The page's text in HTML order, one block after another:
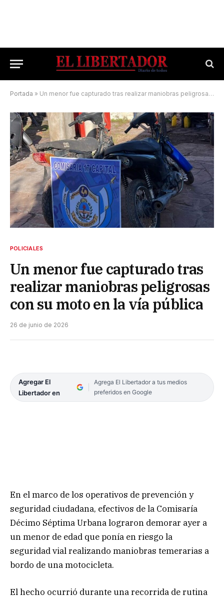
Portada » Un menor fue capturado tras realizar maniobras peligrosas con su moto en la vía pública
POLICIALES
Un menor fue capturado tras
realizar maniobras peligrosas
con su moto en la vía pública
26 de junio de 2026
Agregar El
Libertador en
Agrega El Libertador a tus medios
preferidos en Google
En el marco de los operativos de prevención y
seguridad ciudadana, efectivos de la Comisaría
Décimo Séptima Urbana lograron demorar ayer a
un menor de edad que ponía en riesgo la
seguridad vial realizando maniobras temerarias a
bordo de una motocicleta.
El hecho ocurrió durante una recorrida de rutina